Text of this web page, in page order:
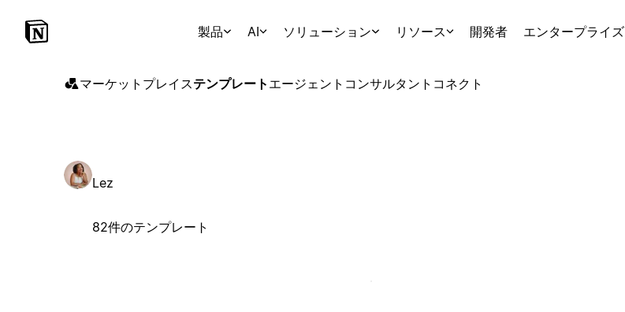
製品 AI ソリューション リソース 開発者 エンタープライズ
マーケットプレイステンプレート エージェント コンサルタント コネクト
Lez
82件のテンプレート